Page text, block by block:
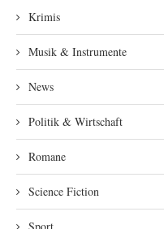
Krimis
Musik & Instrumente
News
Politik & Wirtschaft
Romane
Science Fiction
Sport